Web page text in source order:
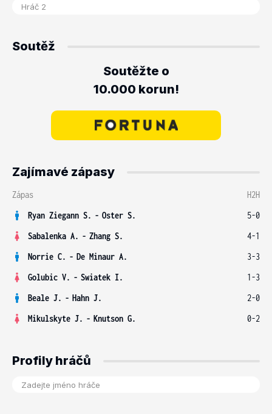
Soutěž
Soutěžte o
10.000 korun!
Zajímavé zápasy
Zápas
H2H
Ryan Ziegann S. - Oster S.
5-0
Sabalenka A. - Zhang S.
4-1
Norrie C. - De Minaur A.
3-3
Golubic V. - Swiatek I.
1-3
Beale J. - Hahn J.
2-0
Mikulskyte J. - Knutson G. 0-2
Profily hráčů